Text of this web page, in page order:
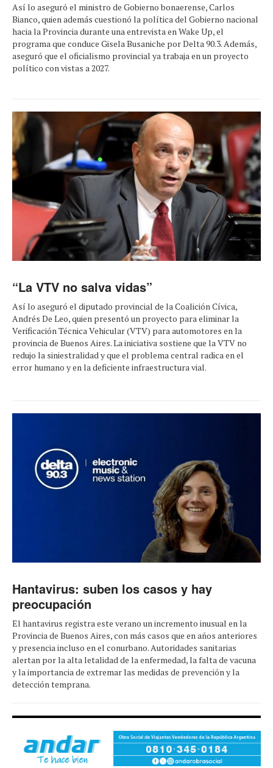
Así lo aseguró el ministro de Gobierno bonaerense, Carlos
Bianco, quien además cuestionó la política del Gobierno nacional
hacia la Provincia durante una entrevista en Wake Up, el
programa que conduce Gisela Busaniche por Delta 90.3. Además,
aseguró que el oficialismo provincial ya trabaja en un proyecto
político con vistas a 2027.
“La VTV no salva vidas”
Así lo aseguró el diputado provincial de la Coalición Cívica,
Andrés De Leo, quien presentó un proyecto para eliminar la
Verificación Técnica Vehicular (VTV) para automotores en la
provincia de Buenos Aires. La iniciativa sostiene que la VTV no
redujo la siniestralidad y que el problema central radica en el
error humano y en la deficiente infraestructura vial.
Hantavirus: suben los casos y hay
preocupación
El hantavirus registra este verano un incremento inusual en la
Provincia de Buenos Aires, con más casos que en años anteriores
y presencia incluso en el conurbano. Autoridades sanitarias
alertan por la alta letalidad de la enfermedad, la falta de vacuna
y la importancia de extremar las medidas de prevención y la
detección temprana.